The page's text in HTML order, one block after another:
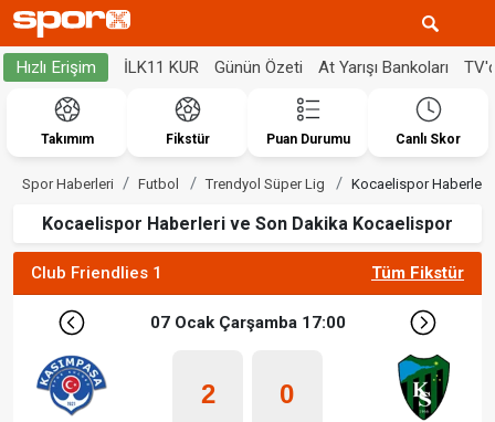
Hızlı Erişim İLK11 KUR Günün Özeti At Yarışı Bankoları
Takımım Fikstür Puan Durumu Canlı Skor
Spor Haberleri Futbol Trendyol Süper Lig Kocaelispor Haberleri
Kocaelispor Haberleri ve Son Dakika Kocaelispor
Club Friendlies 1 Tüm Fikstür
07 Ocak Çarşamba 17:00
2 0